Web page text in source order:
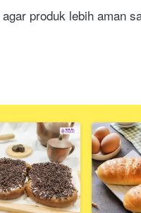
agar produk lebih aman